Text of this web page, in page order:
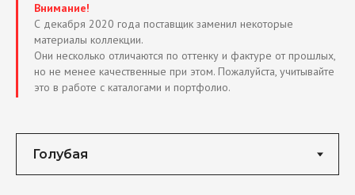
Внимание!
С декабря 2020 года поставщик заменил некоторые
материалы коллекции.
Они несколько отличаются по оттенку и фактуре от прошлых,
но не менее качественные при этом. Пожалуйста, учитывайте
это в работе с каталогами и портфолио.